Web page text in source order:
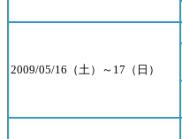
2009/05/16（土）～17（日）